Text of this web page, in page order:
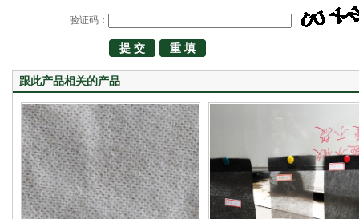
验证码：
跟此产品相关的产品